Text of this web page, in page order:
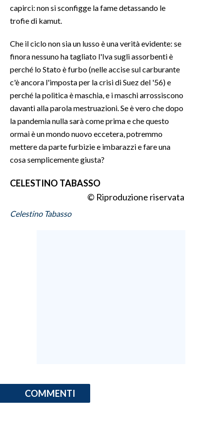
ALTRI SPORT
CULTURA
SPETTACOLI
GOSSIP
SARDEGNA TURISMO
SARDI NEL MONDO
EVENTI
SPIAGGE
capirci: non si sconfigge la fame detassando le
trofie di kamut.
Che il ciclo non sia un lusso è una verità evidente: se
finora nessuno ha tagliato l'Iva sugli assorbenti è
perché lo Stato è furbo (nelle accise sul carburante
c'è ancora l'imposta per la crisi di Suez del '56) e
perché la politica è maschia, e i maschi arrossiscono
davanti alla parola mestruazioni. Se è vero che dopo
la pandemia nulla sarà come prima e che questo
ormai è un mondo nuovo eccetera, potremmo
mettere da parte furbizie e imbarazzi e fare una
cosa semplicemente giusta?
CELESTINO TABASSO
© Riproduzione riservata
Celestino Tabasso
COMMENTI